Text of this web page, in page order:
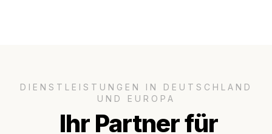
DIENSTLEISTUNGEN IN DEUTSCHLAND
UND EUROPA
Ihr Partner für